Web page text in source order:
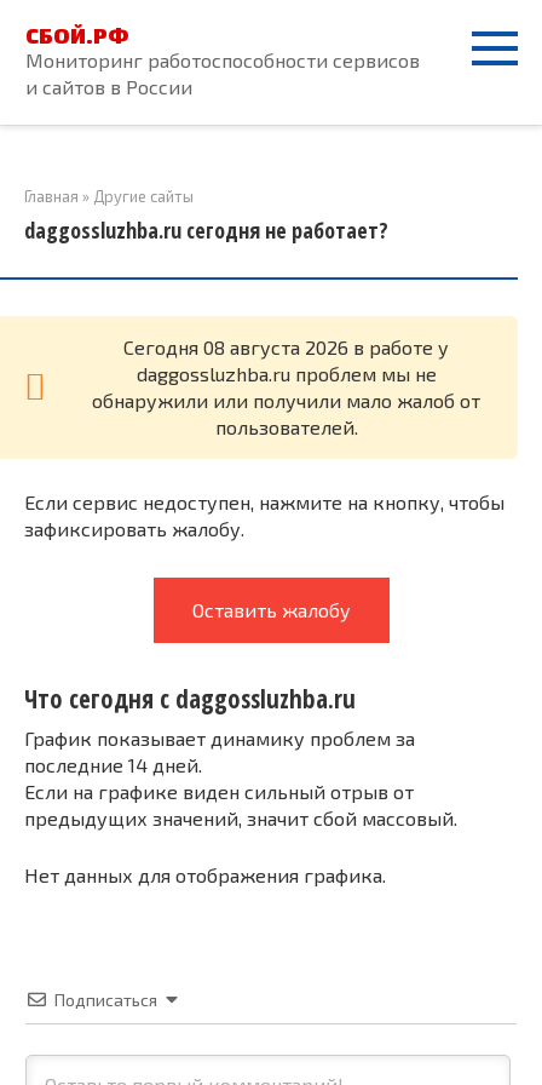
контенту
СБОЙ.РФ
Мониторинг работоспособности сервисов
и сайтов в России
Главная » Другие сайты
daggossluzhba.ru сегодня не работает?
Cегодня 08 августа 2026 в работе у
daggossluzhba.ru проблем мы не
обнаружили или получили мало жалоб от
пользователей.
Если сервис недоступен, нажмите на кнопку, чтобы
зафиксировать жалобу.
Оставить жалобу
Что сегодня с daggossluzhba.ru
График показывает динамику проблем за
последние 14 дней.
Если на графике виден сильный отрыв от
предыдущих значений, значит сбой массовый.
Нет данных для отображения графика.
Подписаться